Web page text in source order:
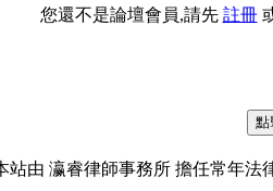
您還不是論壇會員,請先 註冊
站由 瀛睿律師事務所 擔任常年法